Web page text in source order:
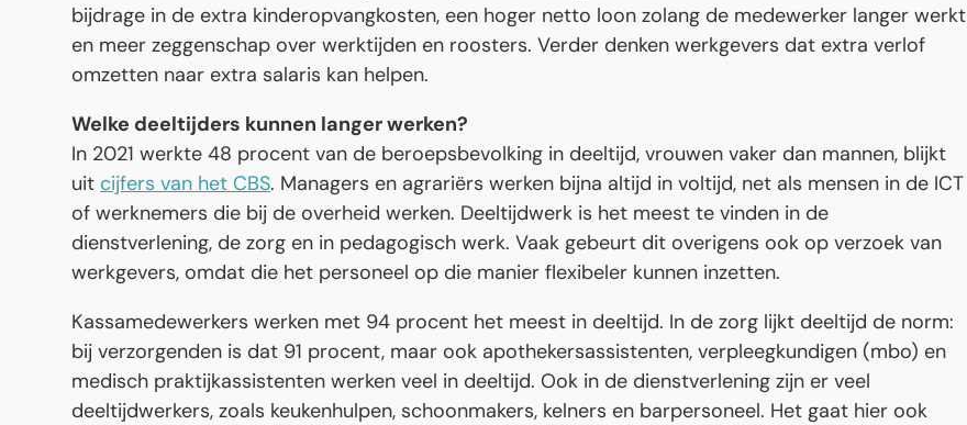
bijdrage in de extra kinderopvangkosten, een hoger netto loon zolang de medewerker langer werkt
en meer zeggenschap over werktijden en roosters. Verder denken werkgevers dat extra verlof
omzetten naar extra salaris kan helpen.
Welke deeltijders kunnen langer werken?
In 2021 werkte 48 procent van de beroepsbevolking in deeltijd, vrouwen vaker dan mannen, blijkt
uit cijfers van het CBS. Managers en agrariërs werken bijna altijd in voltijd, net als mensen in de ICT
of werknemers die bij de overheid werken. Deeltijdwerk is het meest te vinden in de
dienstverlening, de zorg en in pedagogisch werk. Vaak gebeurt dit overigens ook op verzoek van
werkgevers, omdat die het personeel op die manier flexibeler kunnen inzetten.
Kassamedewerkers werken met 94 procent het meest in deeltijd. In de zorg lijkt deeltijd de norm:
bij verzorgenden is dat 91 procent, maar ook apothekersassistenten, verpleegkundigen (mbo) en
medisch praktijkassistenten werken veel in deeltijd. Ook in de dienstverlening zijn er veel
deeltijdwerkers, zoals keukenhulpen, schoonmakers, kelners en barpersoneel. Het gaat hier ook